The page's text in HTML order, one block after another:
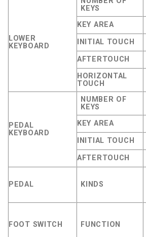
LOWER
KEYBOARD
KEYS
KEY AREA
INITIAL TOUCH
AFTERTOUCH
HORIZONTAL
TOUCH
PEDAL
KEYBOARD
NUMBER OF
KEYS
KEY AREA
INITIAL TOUCH
AFTERTOUCH
PEDAL KINDS
FOOT SWITCH FUNCTION